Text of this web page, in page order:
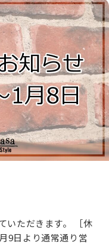
いただきます。 ［休
9日より通常通り営